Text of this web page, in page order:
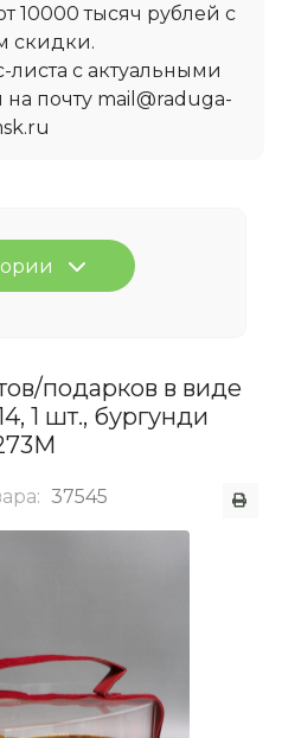
10000 тысяч рублей с
скидки.
с актуальными
почту mail@raduga-
подарков в виде
1 шт., бургунди
37545